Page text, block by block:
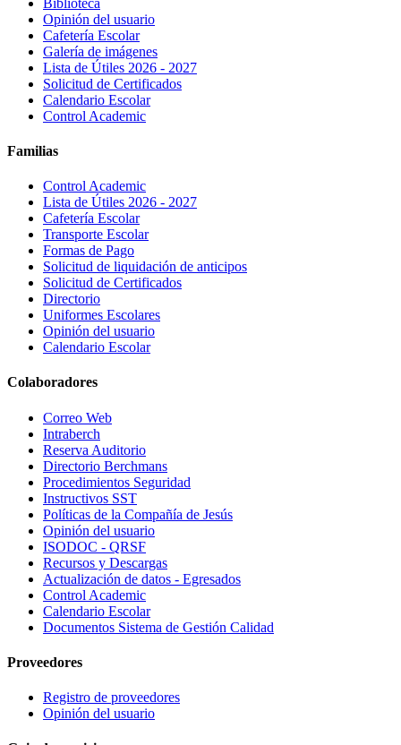
Opinión del usuario
Cafetería Escolar
Galería de imágenes
Lista de Útiles 2026 - 2027
Solicitud de Certificados
Calendario Escolar
Control Academic
Familias
Control Academic
Lista de Útiles 2026 - 2027
Cafetería Escolar
Transporte Escolar
Formas de Pago
Solicitud de liquidación de anticipos
Solicitud de Certificados
Directorio
Uniformes Escolares
Opinión del usuario
Calendario Escolar
Colaboradores
Correo Web
Intraberch
Reserva Auditorio
Directorio Berchmans
Procedimientos Seguridad
Instructivos SST
Políticas de la Compañía de Jesús
Opinión del usuario
ISODOC - QRSF
Recursos y Descargas
Actualización de datos - Egresados
Control Academic
Calendario Escolar
Documentos Sistema de Gestión Calidad
Proveedores
Registro de proveedores
Opinión del usuario